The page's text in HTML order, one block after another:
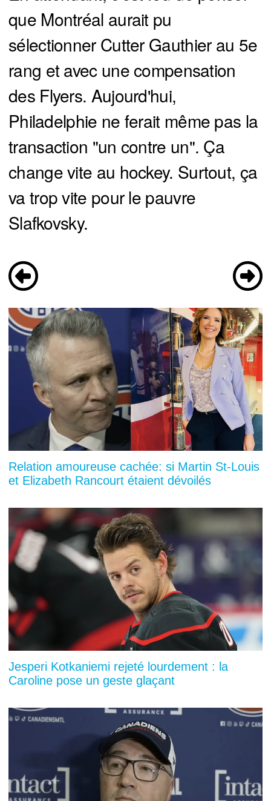
que Montréal aurait pu
sélectionner Cutter Gauthier au 5e
rang et avec une compensation
des Flyers. Aujourd'hui,
Philadelphie ne ferait même pas la
transaction "un contre un". Ça
change vite au hockey. Surtout, ça
va trop vite pour le pauvre
Slafkovsky.
Relation amoureuse cachée: si Martin St-Louis
et Elizabeth Rancourt étaient dévoilés
Jesperi Kotkaniemi rejeté lourdement : la
Caroline pose un geste glaçant